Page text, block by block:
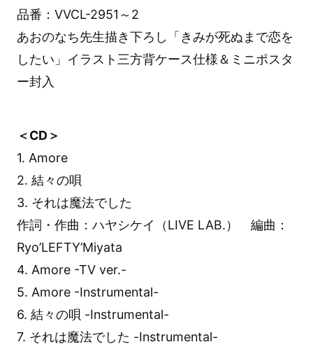
品番：VVCL-2951～2
あおのなち先生描き下ろし「きみが死ぬまで恋を
したい」イラスト三方背ケース仕様＆ミニポスタ
ー封入
＜CD＞
1. Amore
2. 結々の唄
3. それは魔法でした
作詞・作曲：ハヤシケイ（LIVE LAB.） 編曲：
Ryo’LEFTY’Miyata
4. Amore -TV ver.-
5. Amore -Instrumental-
6. 結々の唄 -Instrumental-
7. それは魔法でした -Instrumental-